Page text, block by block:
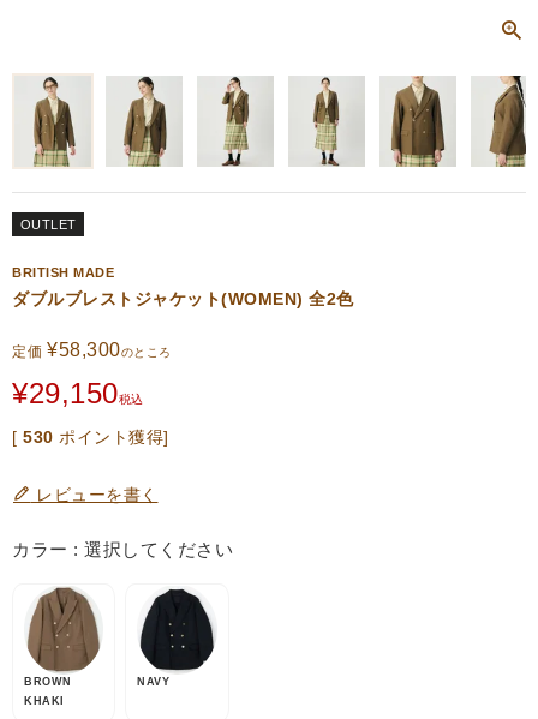
OUTLET
BRITISH MADE
ダブルブレストジャケット(WOMEN) 全2色
定価 ¥58,300のところ
¥29,150税込
[ 530 ポイント獲得]
レビューを書く
カラー 選択してください
BROWN
KHAKI
NAVY